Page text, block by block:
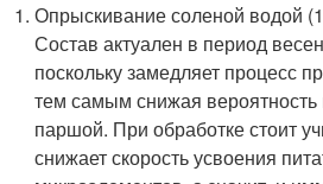
Опрыскивание соленой водой
Состав актуален в период
поскольку замедляет процесс
тем самым снижая вероятность
паршой. При обработке стоит
снижает скорость усвоения